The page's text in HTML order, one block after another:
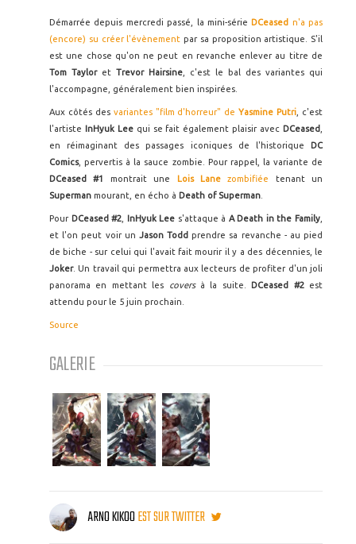
Démarrée depuis mercredi passé, la mini-sérieDCeased n'a pas
(encore) su créer l'évènement par sa proposition artistique. S'il
est une chose qu'on ne peut en revanche enlever au titre de
Tom Taylor et Trevor Hairsine , c'est le bal des variantes qui
l'accompagne, généralement bien inspirées.
Aux côtés des variantes "film d'horreur" deYasmine Putri , c'est
l'artiste InHyuk Lee qui se fait également plaisir avec DCeased
en réimaginant des passages iconiques de l'historique DC
Comics, pervertis à la sauce zombie. Pour rappel, la variante de
DCeased #1 montrait une Lois Lanezombifiée
tenant un
Superman mourant, en écho à Death of Superman
Pour DCeased #2 InHyuk Lee s'attaque à A Death in the Family
et l'on peut voir un Jason Toddprendre sa revanche - au pied
de biche - sur celui qui l'avait fait mourir il y a des décennies, le
Joker. Un travail qui permettra aux lecteurs de profiter d'un joli
panorama en mettant les
covers à la suite. DCeased #2 est
attendu pour le 5 juin prochain.
Source
GALERIE
ARNO KIKOOEST SUR TWITTER